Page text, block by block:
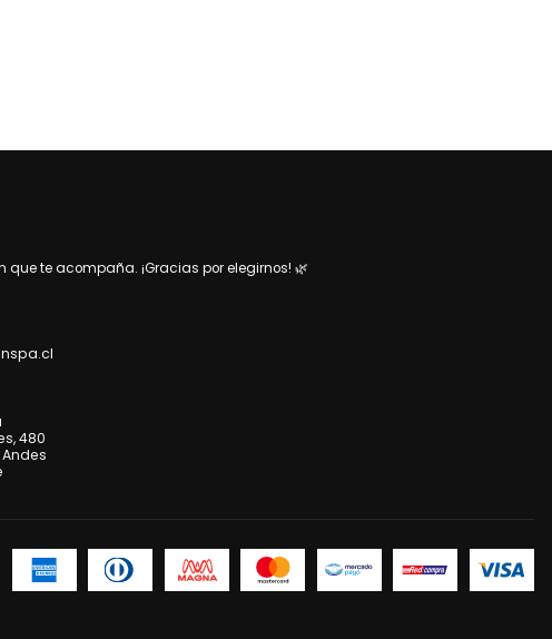
te acompaña. ¡Gracias por elegirnos! 🌿
480